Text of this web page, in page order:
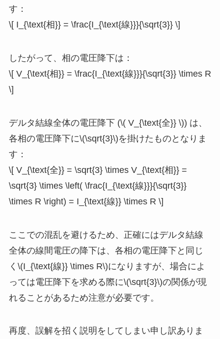
す：
\[ I_{\text{相}} = \frac{I_{\text{線}}}{\sqrt{3}} \]
したがって、相の電圧降下は：
\[ V_{\text{相}} = \frac{I_{\text{線}}}{\sqrt{3}} \times R
\]
デルタ結線全体の電圧降下 (\( V_{\text{全}} \)) は、
各相の電圧降下に\(\sqrt{3}\)を掛けたものとなりま
す：
\[ V_{\text{全}} = \sqrt{3} \times V_{\text{相}} =
\sqrt{3} \times \left( \frac{I_{\text{線}}}{\sqrt{3}}
\times R \right) = I_{\text{線}} \times R \]
ここでの混乱を避けるため、正確にはデルタ結線
全体の線間電圧の降下は、各相の電圧降下と同じ
く\(I_{\text{線}} \times R\)になりますが、場合によ
っては電圧降下を求める際に\(\sqrt{3}\)の関係が現
れることがあるため注意が必要です。
再度、誤解を招く説明をしてしまい申し訳ありま